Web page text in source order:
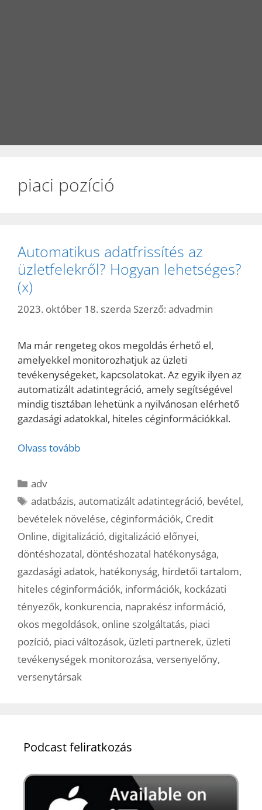
piaci pozíció
Automatikus adatfrissítés az
üzletfelekről? Hogyan lehetséges?
(x)
2023. október 18. szerda Szerző: advadmin
Ma már rengeteg okos megoldás érhető el,
amelyekkel monitorozhatjuk az üzleti
tevékenységeket, kapcsolatokat. Az egyik ilyen az
automatizált adatintegráció, amely segítségével
mindig tisztában lehetünk a nyilvánosan elérhető
gazdasági adatokkal, hiteles céginformációkkal.
Olvass tovább
Kategória
adv
Címkék
adatbázis,automatizált adatintegráció, bevétel,
bevételek növelése, céginformációk, Credit
Online, digitalizáció, digitalizáció előnyei,
döntéshozatal, döntéshozatal hatékonysága,
gazdasági adatok, hatékonyság, hirdetői tartalom,
hiteles céginformációk, információk, kockázati
tényezők, konkurencia, naprakész információ,
okos megoldások, online szolgáltatás, piaci
pozíció, piaci változások, üzleti partnerek, üzleti
tevékenységek monitorozása, versenyelőny,
versenytársak
Podcast feliratkozás